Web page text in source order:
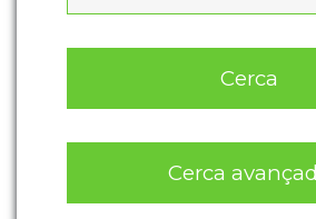
Cerca
Cerca